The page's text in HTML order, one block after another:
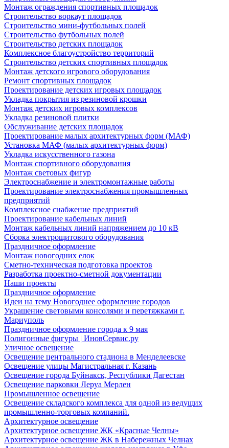
Монтаж ограждения спортивных площадок
Строительство воркаут площадок
Строительство мини-футбольных полей
Строительство футбольных полей
Строительство детских площадок
Комплексное благоустройство территорий
Строительство детских спортивных площадок
Монтаж детского игрового оборудования
Ремонт спортивных площадок
Проектирование детских игровых площадок
Укладка покрытия из резиновой крошки
Монтаж детских игровых комплексов
Укладка резиновой плитки
Обслуживание детских площадок
Проектирование малых архитектурных форм (МАФ)
Установка МАФ (малых архитектурных форм)
Укладка искусственного газона
Монтаж спортивного оборудования
Монтаж световых фигур
Электроснабжение и электромонтажные работы
Проектирование электроснабжения промышленных
предприятий
Комплексное снабжение предприятий
Проектирование кабельных линий
Монтаж кабельных линий напряжением до 10 кВ
Сборка электрощитового оборудования
Праздничное оформление
Монтаж новогодних елок
Сметно-техническая подготовка проектов
Разработка проектно-сметной документации
Наши проекты
Праздничное оформление
Идеи на тему Новогоднее оформление городов
Украшение световыми консолями и перетяжками г.
Мариуполь
Праздничное оформление города к 9 мая
Полигонные фигуры | ИновСервис.ру
Уличное освещение
Освещение центрального стадиона в Менделеевске
Освещение улицы Магистральная г. Казань
Освещение города Буйнакск, Республики Дагестан
Освещение парковки Леруа Мерлен
Промышленное освещение
Освещение складского комплекса для одной из ведущих
промышленно-торговых компаний.
Архитектурное освещение
Архитектурное освещение ЖК «Красные Челны»
Архитектурное освещение ЖК в Набережных Челнах